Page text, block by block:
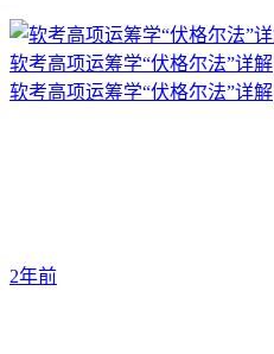
软考高项运筹学“伏格尔法”详解
软考高项运筹学“伏格尔法”详解
2年前